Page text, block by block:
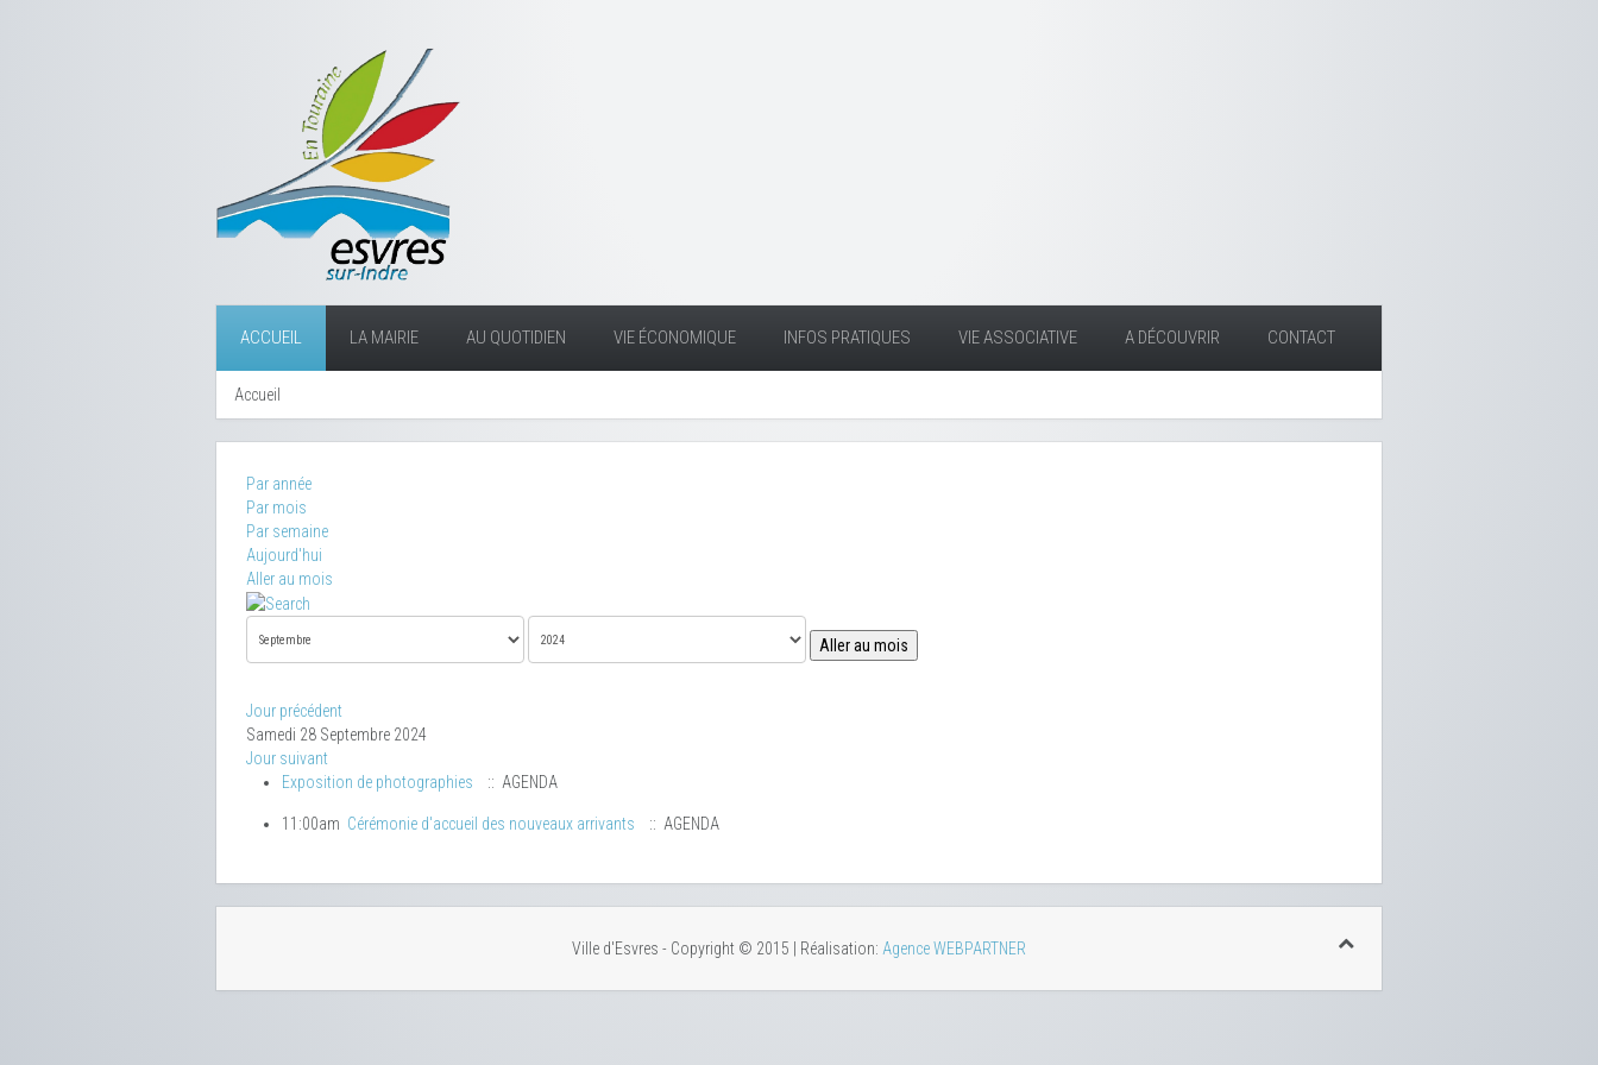
ACCUEIL LA MAIRIE AU QUOTIDIEN VIE ÉCONOMIQUE INFOS PRATIQUES VIE ASSOCIATIVE A DÉCOUVRIR CONTACT
Accueil
Par année
Par mois
Par semaine
Aujourd'hui
Aller au mois
Aller au mois
Jour précédent
Samedi 28 Septembre 2024
Jour suivant
Exposition de photographies
:: AGENDA
11:00am Cérémonie d'accueil des nouveaux arrivants :: AGENDA
Ville d'Esvres - Copyright © 2015 | Réalisation: Agence WEBPARTNER